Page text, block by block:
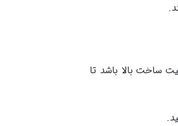
ساخت بالا باشد تا